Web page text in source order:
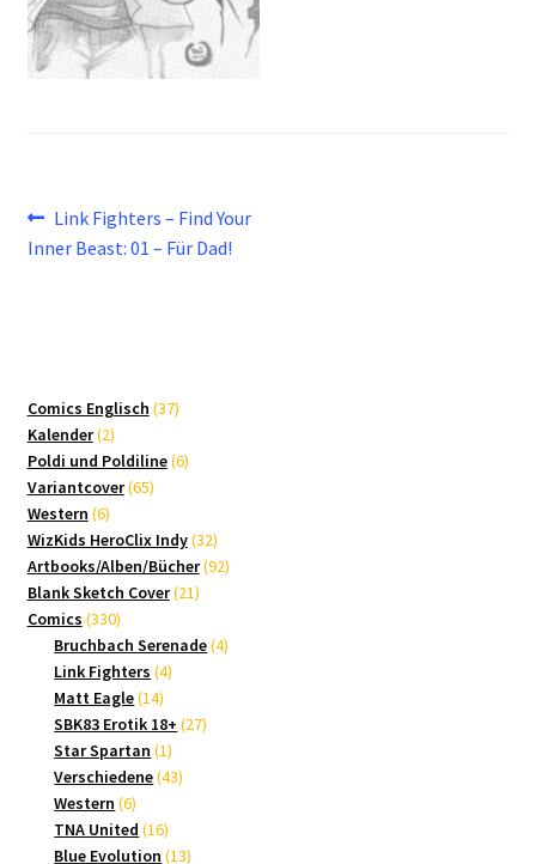
Beitragsnavigation
Vorheriger
Beitrag:
Link Fighters – Find Your
Inner Beast: 01 – Für Dad!
Comics Englisch 3737
Kalender 22
Produkte
Poldi und Poldiline 66
Variantcover 6565
Western 66
Produkte
WizKids HeroClix Indy 3232
Produkte
Artbooks/Alben/Bücher 9292
Blank Sketch Cover 2121
Comics 330330
Produkte
Bruchbach Serenade 44
Link Fighters 44
Matt Eagle 1414
Produkte
SBK83 Erotik 18+ 2727
Star Spartan 11
Produkt
Verschiedene 4343
Western 66
Produkte
TNA United 1616
Produkte
Blue Evolution 1313